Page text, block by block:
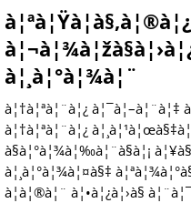
à¦¸à¦°à¦¾à¦¨
à¦†à¦ªà¦¨à¦¿ à¦¯à¦–à¦¨à¦‡
à¦†à¦ªà¦¨à¦¿
à§à¦°à¦¾à¦‰à¦¨à§à¦¡
à¦¸à¦°à¦¾à¦¤à§‡
à¦à¦®à¦¨ à¦•à¦¿à¦›à§